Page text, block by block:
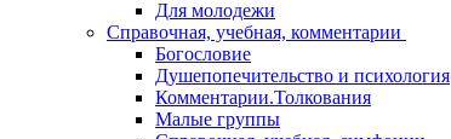
Для молодежи
Справочная, учебная, комментарии
Богословие
Душепопечительство и психология
Комментарии.Толкования
Малые группы